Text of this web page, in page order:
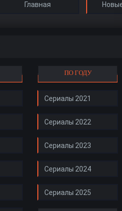
Главная
ПО ГОДУ
Сериалы 2021
Сериалы 2022
Сериалы 2023
Сериалы 2024
Сериалы 2025